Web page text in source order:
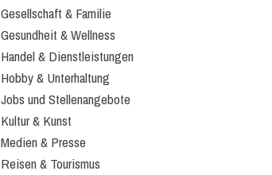
Gesellschaft & Familie
Gesundheit & Wellness
Handel & Dienstleistungen
Hobby & Unterhaltung
Jobs und Stellenangebote
Kultur & Kunst
Medien & Presse
Reisen & Tourismus